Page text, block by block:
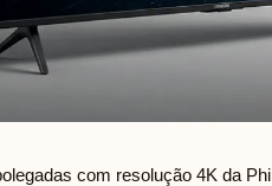
com resolução 4K da